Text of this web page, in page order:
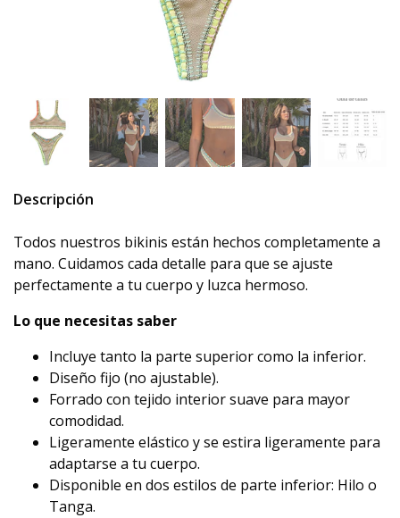
Descripción
Todos nuestros bikinis están hechos completamente a
mano. Cuidamos cada detalle para que se ajuste
perfectamente a tu cuerpo y luzca hermoso.
Lo que necesitas saber
Incluye tanto la parte superior como la inferior.
Diseño fijo (no ajustable).
Forrado con tejido interior suave para mayor
comodidad.
Ligeramente elástico y se estira ligeramente para
adaptarse a tu cuerpo.
Disponible en dos estilos de parte inferior: Hilo o
Tanga.